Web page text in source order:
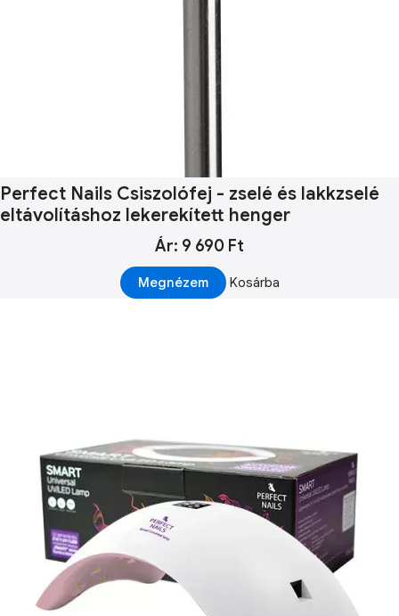
Perfect Nails Csiszolófej - zselé és lakkzselé
eltávolításhoz lekerekített henger
Ár: 9 690 Ft
Megnézem Kosárba